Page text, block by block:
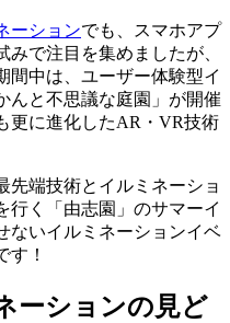
ーションでも、スマホアプ
で注目を集めましたが、
間中は、ユーザー体験型イ
んと不思議な庭園」が開催
更に進化したAR・VR技術
先端技術とイルミネーショ
行く「由志園」のサマーイ
ないイルミネーションイベ
す！
ーションの見ど